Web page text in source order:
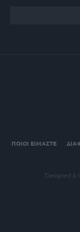
ΠΟΙΟΙ ΕΙΜΑΣΤΕ
Designed &